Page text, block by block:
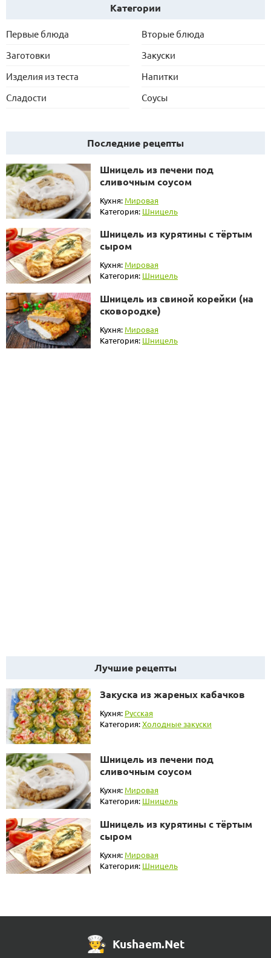
Категории
Первые блюда
Вторые блюда
Заготовки
Закуски
Изделия из теста
Напитки
Сладости
Соусы
Последние рецепты
Шницель из печени под
сливочным соусом
Кухня: Мировая
Категория: Шницель
Шницель из курятины с тёртым
сыром
Кухня:Мировая
Категория: Шницель
Шницель из свиной корейки (на
сковородке)
Кухня: Мировая
Категория: Шницель
Лучшие рецепты
Закуска из жареных кабачков
Кухня: Русская
Категория:Холодные закуски
Шницель из печени под
сливочным соусом
Кухня: Мировая
Категория: Шницель
Шницель из курятины с тёртым
сыром
Кухня: Мировая
Категория: Шницель
Kushaem.Net